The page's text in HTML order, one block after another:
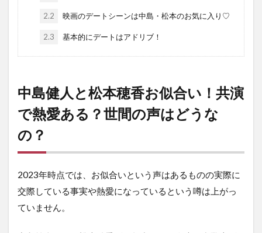
2.2 映画のデートシーンは中島・松本のお気に入り♡
2.3 基本的にデートはアドリブ！
中島健人と松本穂香お似合い！共演
で熱愛ある？世間の声はどうな
の？
2023年時点では、お似合いという声はあるものの実際に
交際している事実や熱愛になっているという噂は上がっ
ていません。